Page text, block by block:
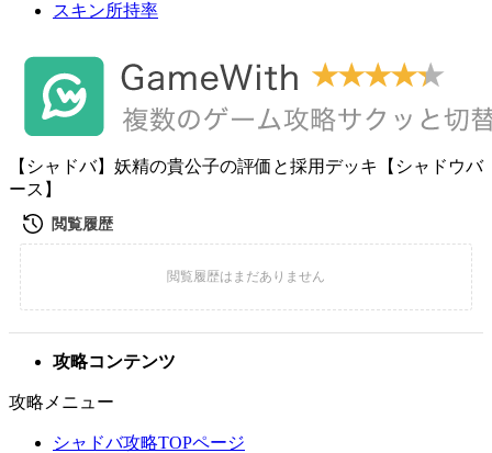
スキン所持率
【シャドバ】妖精の貴公子の評価と採用デッキ【シャドウバ
ース】
攻略コンテンツ
攻略メニュー
シャドバ攻略TOPページ